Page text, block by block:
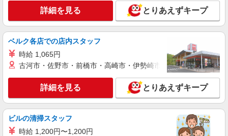
詳細を見る とりあえずキープ
ベルク各店での店内スタッフ
時給 1,065円
古河市・佐野市・前橋市・高崎市・伊勢崎市・太田市・館林市
詳細を見る とりあえずキープ
ビルの清掃スタッフ
時給 1,200円〜1,200円